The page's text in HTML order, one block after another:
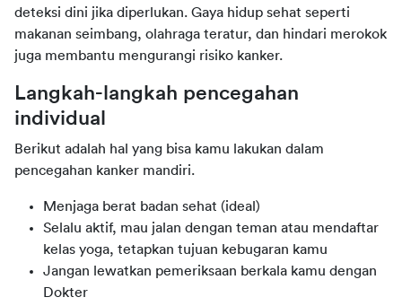
deteksi dini jika diperlukan. Gaya hidup sehat seperti
makanan seimbang, olahraga teratur, dan hindari merokok
juga membantu mengurangi risiko kanker.
Langkah-langkah pencegahan
individual
Berikut adalah hal yang bisa kamu lakukan dalam
pencegahan kanker mandiri.
Menjaga berat badan sehat (ideal)
Selalu aktif, mau jalan dengan teman atau mendaftar
kelas yoga, tetapkan tujuan kebugaran kamu
Jangan lewatkan pemeriksaan berkala kamu dengan
Dokter